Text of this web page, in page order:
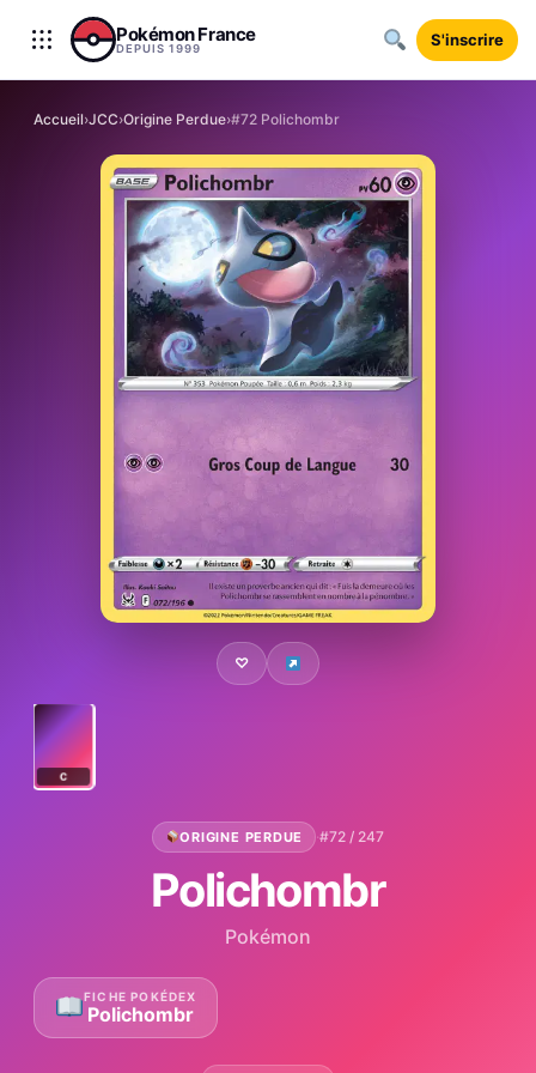
Aller au contenu
Pokémon France
DEPUIS 1999 S'inscrire
Accueil›JCC›Origine Perdue›#72 Polichombr
♡
C
ORIGINE PERDUE ·#72 / 247
Polichombr
Pokémon
FICHE POKÉDEX
Polichombr